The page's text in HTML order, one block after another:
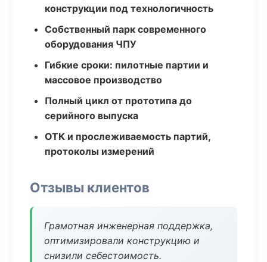
конструкции под технологичность
Собственный парк современного
оборудования ЧПУ
Гибкие сроки: пилотные партии и
массовое производство
Полный цикл от прототипа до
серийного выпуска
ОТК и прослеживаемость партий,
протоколы измерений
Отзывы клиентов
Грамотная инженерная поддержка,
оптимизировали конструкцию и
снизили себестоимость.